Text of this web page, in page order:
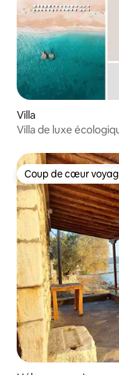
Villa
Villa de luxe
Coup de cœur
Coup de cœur